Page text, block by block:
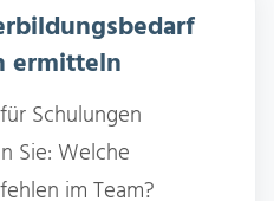
ermitteln
Schulungen
Sie: Welche
im Team?